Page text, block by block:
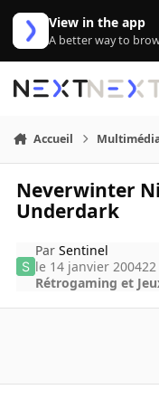
Aller au contenu
View in the app
A better way to
Accueil
Neverwinter
Underdark
ParSentinel
le 14 janvier 200422
Rétrogaming et